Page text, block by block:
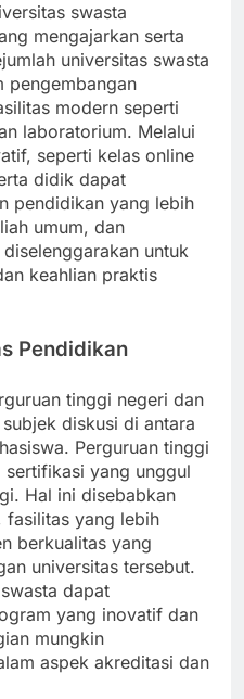
swasta
mengajarkan serta
universitas swasta
pengembangan
modern seperti
laboratorium. Melalui
seperti kelas online
didik dapat
pendidikan yang lebih
umum, dan
untuk
keahlian praktis
Pendidikan
tinggi negeri dan
diskusi di antara
Perguruan tinggi
yang unggul
Hal ini disebabkan
fasilitas yang lebih
berkualitas yang
universitas tersebut.
dapat
yang inovatif dan
mungkin
aspek akreditasi dan